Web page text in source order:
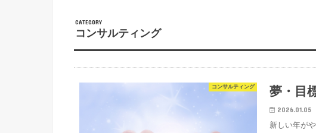
コンサルティング
コンサルティング 夢・目
2026.01.05
新しい年が